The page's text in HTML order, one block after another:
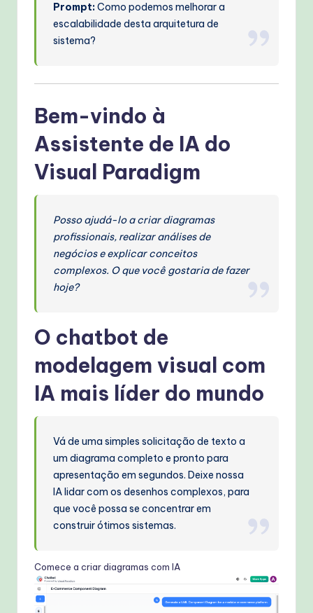
Prompt:Como podemos melhorar a
escalabilidade desta arquitetura de
sistema?
Bem-vindo à
Assistente de IA do
Visual Paradigm
Posso ajudá-lo a criar diagramas
profissionais, realizar análises de
negócios e explicar conceitos
complexos. O que você gostaria de fazer
hoje?
O chatbot de
modelagem visual com
IA mais líder do mundo
Vá de uma simples solicitação de texto a
um diagrama completo e pronto para
apresentação em segundos. Deixe nossa
IA lidar com os desenhos complexos, para
que você possa se concentrar em
construir ótimos sistemas.
Comece a criar diagramas com IA